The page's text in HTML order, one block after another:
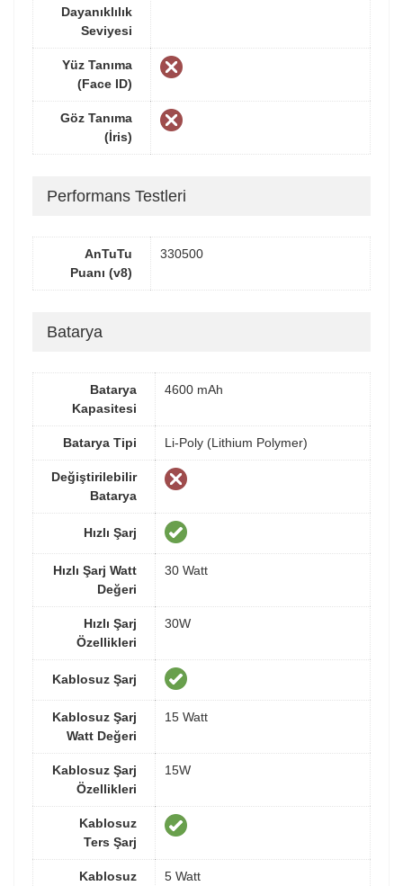
Dayanıklılık
Seviyesi
Yüz Tanıma
(Face ID)
Göz Tanıma
(İris)
Performans Testleri
AnTuTu
Puanı (v8)
330500
Batarya
Batarya
Kapasitesi
4600 mAh
Batarya Tipi Li-Poly (Lithium Polymer)
Değiştirilebilir
Batarya
Hızlı Şarj
Hızlı Şarj Watt
Değeri
30 Watt
Hızlı Şarj
Özellikleri
30W
Kablosuz Şarj
Kablosuz Şarj
Watt Değeri
15 Watt
Kablosuz Şarj
Özellikleri
15W
Kablosuz
Ters Şarj
Kablosuz
5 Watt